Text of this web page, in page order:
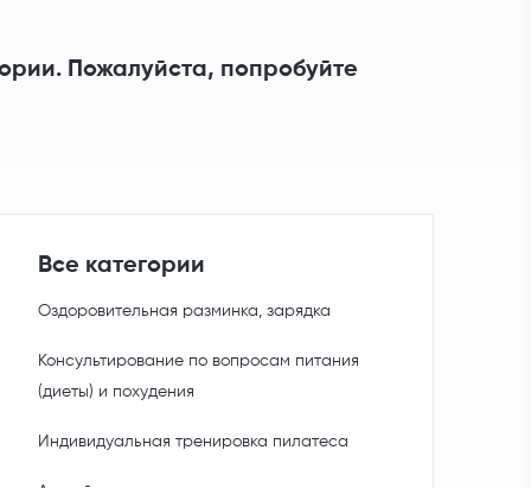
Пожалуйста, попробуйте
Все категории
Оздоровительная разминка, зарядка
Консультирование по вопросам питания
(диеты) и похудения
Индивидуальная тренировка пилатеса